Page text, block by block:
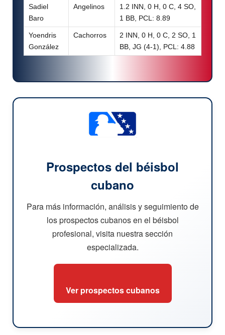
Sadiel
Baro
Angelinos
1.2 INN, 0 H, 0 C, 4 SO,
1 BB, PCL: 8.89
Yoendris
González
Cachorros
2 INN, 0 H, 0 C, 2 SO, 1
BB, JG (4-1), PCL: 4.88
Prospectos del béisbol
cubano
Para más información, análisis y seguimiento de
los prospectos cubanos en el béisbol
profesional, visita nuestra sección
especializada.
Ver prospectos cubanos